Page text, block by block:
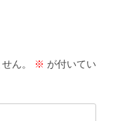
ん。 ※ が付いてい